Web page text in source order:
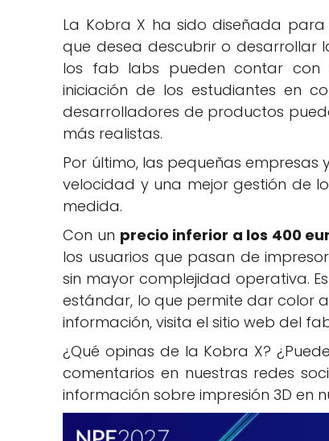
La Kobra X ha sido diseñada
que desea descubrir o desarrollar
los fab labs pueden contar con
iniciación de los estudiantes en
desarrolladores de productos
más realistas.
Por último, las pequeñas
velocidad y una mejor gestión de
medida.
Con un precio inferior a los 400
los usuarios que pasan de
sin mayor complejidad operativa.
estándar, lo que permite dar color
información, visita el sitio web del
¿Qué opinas de la Kobra X?
comentarios en nuestras redes
información sobre impresión 3D en